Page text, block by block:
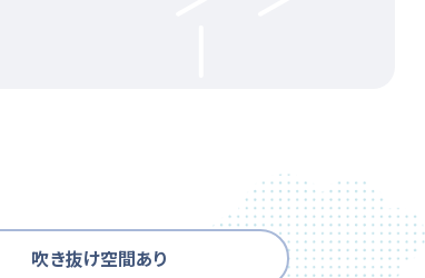
吹き抜け空間あり